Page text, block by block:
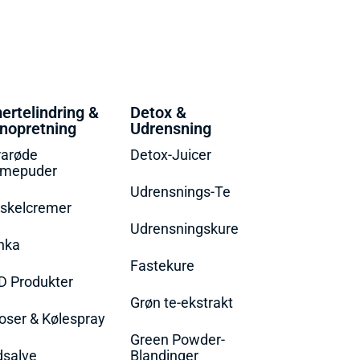
&
Produkter
& Kølespray
Detox &
Udrensning
Detox-Juicer
Udrensnings-Te
Udrensningskure
Fastekure
Grøn te-ekstrakt
Green Powder-
Blandinger